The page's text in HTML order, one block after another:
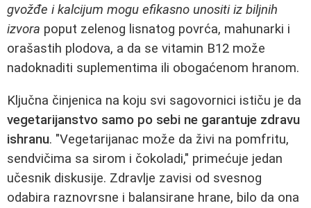
gvožđe i kalcijum mogu efikasno unositi iz biljnih
izvora poput zelenog lisnatog povrća, mahunarki i
orašastih plodova, a da se vitamin B12 može
nadoknaditi suplementima ili obogaćenom hranom.
Ključna činjenica na koju svi sagovornici ističu je da
vegetarijanstvo samo po sebi ne garantuje zdravu
ishranu. "Vegetarijanac može da živi na pomfritu,
sendvičima sa sirom i čokoladi," primećuje jedan
učesnik diskusije. Zdravlje zavisi od svesnog
odabira raznovrsne i balansirane hrane, bilo da ona